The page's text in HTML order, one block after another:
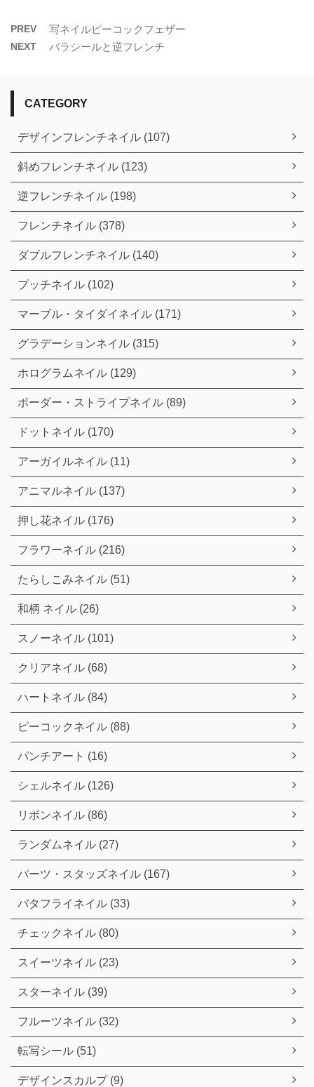
PREV 写ネイルピーコックフェザー
NEXT バラシールと逆フレンチ
CATEGORY
デザインフレンチネイル (107)
斜めフレンチネイル (123)
逆フレンチネイル (198)
フレンチネイル (378)
ダブルフレンチネイル (140)
プッチネイル (102)
マーブル・タイダイネイル (171)
グラデーションネイル (315)
ホログラムネイル (129)
ボーダー・ストライプネイル (89)
ドットネイル (170)
アーガイルネイル (11)
アニマルネイル (137)
押し花ネイル (176)
フラワーネイル (216)
たらしこみネイル (51)
和柄 ネイル (26)
スノーネイル (101)
クリアネイル (68)
ハートネイル (84)
ピーコックネイル (88)
パンチアート (16)
シェルネイル (126)
リボンネイル (86)
ランダムネイル (27)
パーツ・スタッズネイル (167)
バタフライネイル (33)
チェックネイル (80)
スイーツネイル (23)
スターネイル (39)
フルーツネイル (32)
転写シール (51)
デザインスカルプ (9)